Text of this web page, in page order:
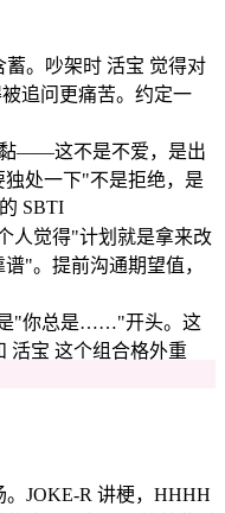
。吵架时 活宝 觉得对
追问更痛苦。约定一
——这不是不爱，是出
处一下"不是拒绝，是
人觉得"计划就是拿来改
"。提前沟通期望值，
"你总是……"开头。这
活宝 这个组合格外重
SBTI
JOKE-R 讲梗，HHHH